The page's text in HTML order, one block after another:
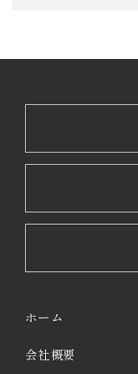
ホーム
会社概要